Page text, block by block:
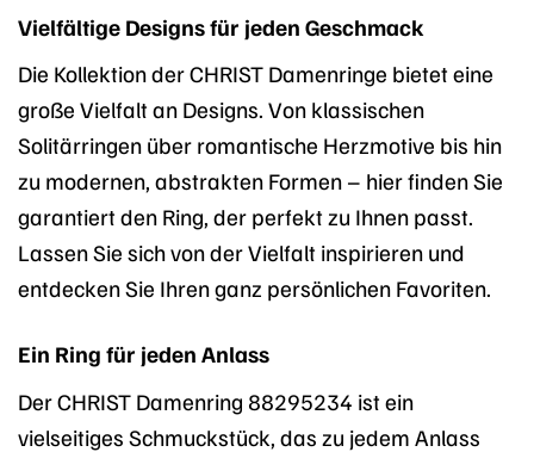
Vielfältige Designs für jeden Geschmack
Die Kollektion der CHRIST Damenringe bietet eine
große Vielfalt an Designs. Von klassischen
Solitärringen über romantische Herzmotive bis hin
zu modernen, abstrakten Formen – hier finden Sie
garantiert den Ring, der perfekt zu Ihnen passt.
Lassen Sie sich von der Vielfalt inspirieren und
entdecken Sie Ihren ganz persönlichen Favoriten.
Ein Ring für jeden Anlass
Der CHRIST Damenring 88295234 ist ein
vielseitiges Schmuckstück, das zu jedem Anlass